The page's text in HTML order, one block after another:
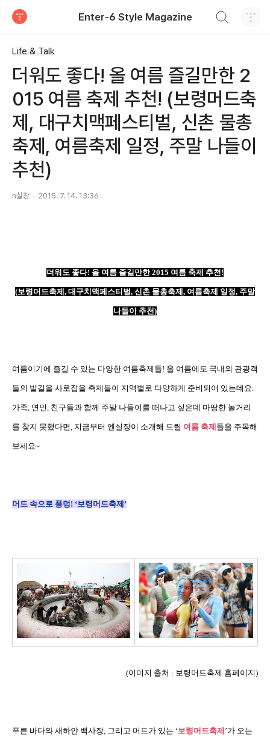
Enter-6 Style Magazine
Life & Talk
더워도 좋다! 올 여름 즐길만한 2
015 여름 축제 추천! (보령머드축
제, 대구치맥페스티벌, 신촌 물총
축제, 여름축제 일정, 주말 나들이
추천)
n실장 2015. 7. 14. 13:36
더워도 좋다! 올 여름 즐길만한 2015 여름 축제 추천!
(보령머드축제 , 대구치맥페스티벌, 신촌 물총축제 , 여름축제 일정, 주말
나들이 추천)
여름이기에 즐길 수 있는 다양한 여름축제들! 올 여름에도 국내외 관광객
들의 발길을 사로잡을 축제들이 지역별로 다양하게 준비되어 있는데요.
가족, 연인, 친구들과 함께 주말 나들이를 떠나고 싶은데 마땅한 놀거리
를 찾지 못했다면, 지금부터 엔실장이 소개해 드릴 여름 축제 들을 주목해
보세요~
머드 속으로 풍덩! ‘보령머드축제 ’
(이미지 출처 : 보령머드축제 홈페이지)
푸른 바다와 새하얀 백사장, 그리고 머드가 있는 ‘보령머드축제 ’가 오는